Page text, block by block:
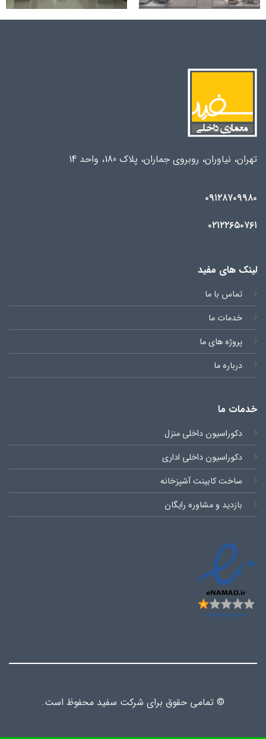
تهران، نیاوران، روبروی جماران، پلاک 180، واحد 14
۰۹۱۲۸۷۰۹۹۸۰
۰۲۱۲۲۶۵۰۷۶۱
لینک های مفید
تماس با ما
خدمات ما
پروژه های ما
درباره ما
خدمات ما
دکوراسیون داخلی منزل
دکوراسیون داخلی اداری
ساخت کابینت آشپزخانه
بازدید و مشاوره رایگان
© تمامی حقوق برای شرکت سفید محفوظ است.